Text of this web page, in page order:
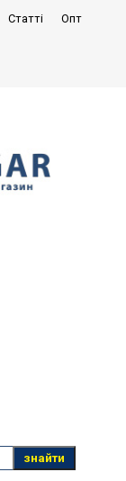
Статті
Опт
знайти